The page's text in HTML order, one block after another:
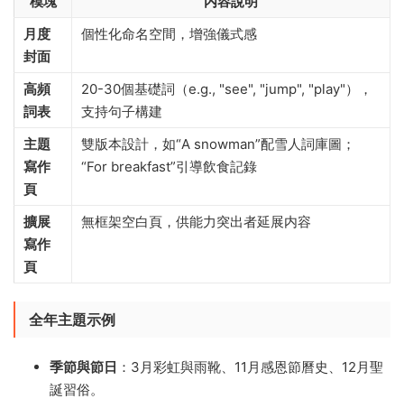
月度
封面
個性化命名空間，增強儀式感
高頻
詞表
20-30個基礎詞（e.g., "see", "jump", "play"），
支持句子構建
主題
寫作
頁
雙版本設計，如“A snowman”配雪人詞庫圖；
“For breakfast”引導飲食記錄
擴展
寫作
頁
無框架空白頁，供能力突出者延展内容
全年主題示例
季節與節日 ​：3月彩虹與雨靴、11月感恩節曆史、12月聖
誕習俗。